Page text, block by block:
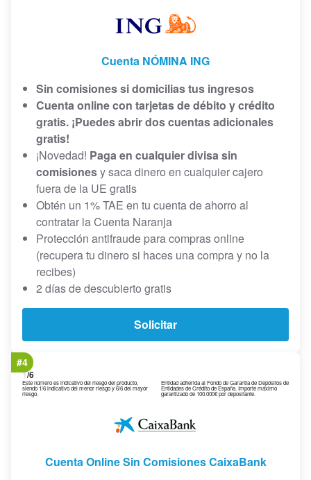
Cuenta NÓMINA ING
Sin comisiones si domicilias tus ingresos
Cuenta online con tarjetas de débito y crédito
gratis. ¡Puedes abrir dos cuentas adicionales
gratis!
¡Novedad! Paga en cualquier divisa sin
comisionesy saca dinero en cualquier cajero
fuera de la UE gratis
Obtén un 1% TAE en tu cuenta de ahorro al
contratar la Cuenta Naranja
Protección antifraude para compras online
(recupera tu dinero si haces una compra y no la
recibes)
2 días de descubierto gratis
Solicitar
1/6
Este número es indicativo del riesgo del producto,
siendo 1/6 indicativo del menor riesgo y 6/6 del mayor
riesgo.
Entidad adherida al Fondo de Garantía de Depósitos de
Entidades de Crédito de España. Importe máximo
garantizado de 100.000€ por depositante.
#4
Cuenta Online Sin Comisiones CaixaBank